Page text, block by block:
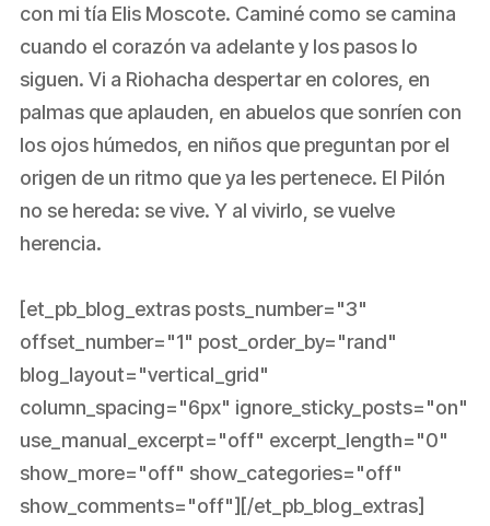
con mi tía Elis Moscote. Caminé como se camina
cuando el corazón va adelante y los pasos lo
siguen. Vi a Riohacha despertar en colores, en
palmas que aplauden, en abuelos que sonríen con
los ojos húmedos, en niños que preguntan por el
origen de un ritmo que ya les pertenece. El Pilón
no se hereda: se vive. Y al vivirlo, se vuelve
herencia.
[et_pb_blog_extras posts_number="3"
offset_number="1" post_order_by="rand"
blog_layout="vertical_grid"
column_spacing="6px" ignore_sticky_posts="on"
use_manual_excerpt="off" excerpt_length="0"
show_more="off" show_categories="off"
show_comments="off"][/et_pb_blog_extras]